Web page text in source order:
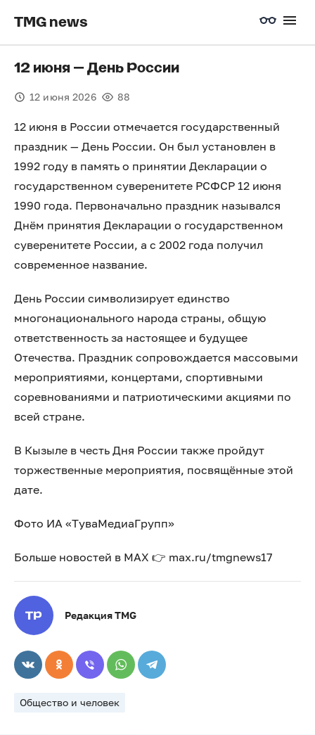
TMG news
12 июня — День России
12 июня 2026 88
12 июня в России отмечается государственный
праздник — День России. Он был установлен в
1992 году в память о принятии Декларации о
государственном суверенитете РСФСР 12 июня
1990 года. Первоначально праздник назывался
Днём принятия Декларации о государственном
суверенитете России, а с 2002 года получил
современное название.
День России символизирует единство
многонационального народа страны, общую
ответственность за настоящее и будущее
Отечества. Праздник сопровождается массовыми
мероприятиями, концертами, спортивными
соревнованиями и патриотическими акциями по
всей стране.
В Кызыле в честь Дня России также пройдут
торжественные мероприятия, посвящённые этой
дате.
Фото ИА «ТуваМедиаГрупп»
Больше новостей в МАХ 👉 max.ru/tmgnews17
Редакция TMG
Общество и человек